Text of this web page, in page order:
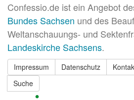
Confessio.de ist ein Angebot
Bundes Sachsen und des
Weltanschauungs- und
Landeskirche Sachsens.
Impressum Datenschutz
Suche